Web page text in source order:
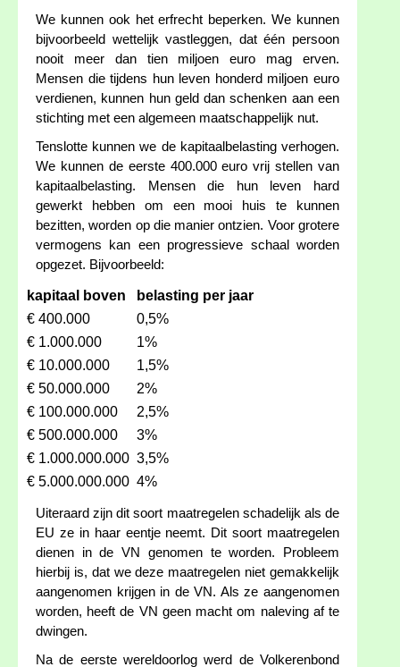
We kunnen ook het erfrecht beperken. We kunnen
bijvoorbeeld wettelijk vastleggen, dat één persoon
nooit meer dan tien miljoen euro mag erven.
Mensen die tijdens hun leven honderd miljoen euro
verdienen, kunnen hun geld dan schenken aan een
stichting met een algemeen maatschappelijk nut.
Tenslotte kunnen we de kapitaalbelasting verhogen.
We kunnen de eerste 400.000 euro vrij stellen van
kapitaalbelasting. Mensen die hun leven hard
gewerkt hebben om een mooi huis te kunnen
bezitten, worden op die manier ontzien. Voor grotere
vermogens kan een progressieve schaal worden
opgezet. Bijvoorbeeld:
kapitaal boven
belasting per jaar
€ 400.000
0,5%
€ 1.000.000
1%
€ 10.000.000
1,5%
€ 50.000.000
2%
€ 100.000.000
2,5%
€ 500.000.000
3%
€ 1.000.000.000 3,5%
€ 5.000.000.000 4%
Uiteraard zijn dit soort maatregelen schadelijk als de
EU ze in haar eentje neemt. Dit soort maatregelen
dienen in de VN genomen te worden. Probleem
hierbij is, dat we deze maatregelen niet gemakkelijk
aangenomen krijgen in de VN. Als ze aangenomen
worden, heeft de VN geen macht om naleving af te
dwingen.
Na de eerste wereldoorlog werd de Volkerenbond